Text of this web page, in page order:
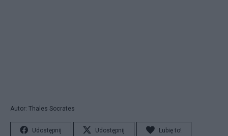
Autor: Thales Socrates
Udostępnij Udostępnij Lubię to!